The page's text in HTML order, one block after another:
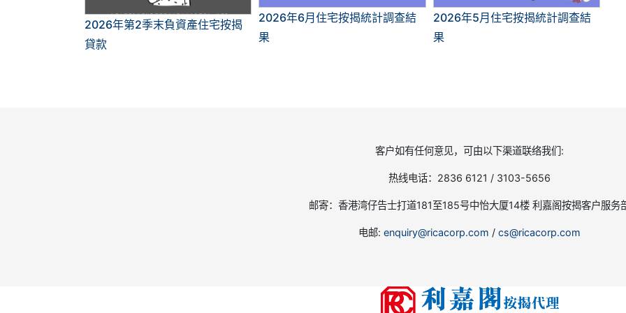
2026年第2季末負資產住宅按揭
貸款
2026年6月住宅按揭統計調查結
果
2026年5月住宅按揭統計調查結
果
客户如有任何意见，可由以下渠道联络我们:
热线电话：2836 6121 / 3103-5656
邮寄：香港湾仔告士打道181至185号中怡大厦14楼 利嘉阁按揭客户服务
电邮: enquiry@ricacorp.com / cs@ricacorp.com